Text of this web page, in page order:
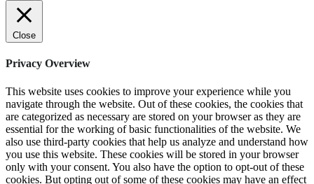
Close
Privacy Overview
This website uses cookies to improve your experience while you
navigate through the website. Out of these cookies, the cookies that
are categorized as necessary are stored on your browser as they are
essential for the working of basic functionalities of the website. We
also use third-party cookies that help us analyze and understand how
you use this website. These cookies will be stored in your browser
only with your consent. You also have the option to opt-out of these
cookies. But opting out of some of these cookies may have an effect